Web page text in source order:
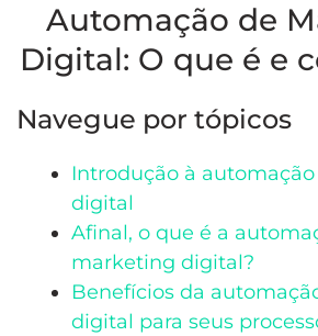
Automação de
Digital: O que é e
Navegue por tópicos
Introdução à
digital
Afinal, o que é a
marketing digital?
Benefícios da
digital para seus